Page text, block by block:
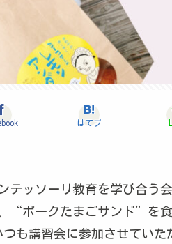
はてブ
テッソーリ教育を学び合う
“ポークたまごサンド”を
も講習会に参加させてい